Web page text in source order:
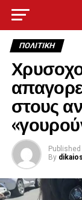
ΠΟΛΙΤΙΚΉ
στους
Published
By